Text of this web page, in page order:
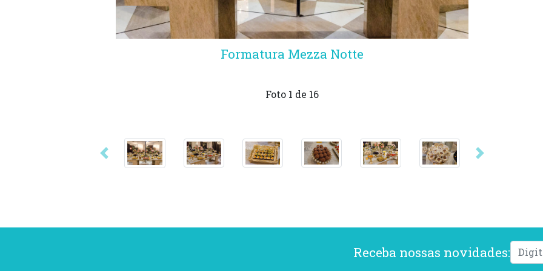
Formatura Mezza Notte
Foto 1 de 16
Anterior Próxima
Receba nossas novidades: